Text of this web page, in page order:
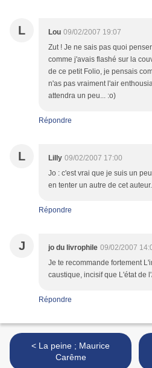
L Lou 09/02/2007 19:07
Zut ! Je ne sais pas quoi
comme j'avais flashé sur la
de ce petit Folio, je pensais
n'as pas vraiment l'air
attendra un peu... :o)
Répondre
L Lilly 09/02/2007 17:00
Jo : c'est vrai que je suis un
en tenter un autre de cet
Répondre
J jo du livrophile 09/02/2007
Je te recommande fortement
caustique, incisif que L'état de
Répondre
< La peine ; Maurice
Carême